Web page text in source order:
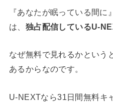
『あなたが眠っている間に
は、 独占配信しているU-
なぜ無料で見れるかという
あるからなのです。
U-NEXTなら31日間無料キ